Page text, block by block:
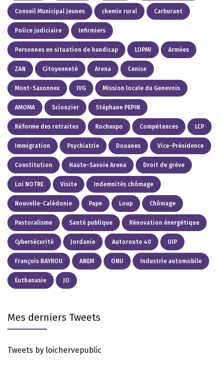
Conseil Municipal Jeunes chemin rural Carburant
Police judiciaire Infirmiers
Personnes en situation de handicap LOPMI Armées
ZAN Citoyenneté Arena Cenise
Mont-Saxonnex IVG Mission locale du Genevois
AMOMA Scionzier Stéphane PEPIN
Réforme des retraites Rochexpo Compétences LCP
Immigration Psychiatrie Douanes Vice-Présidence
Constitution Haute-Savoie Arena Droit de grève
Loi NOTRE Visite Indemnités chômage
Nouvelle-Calédonie Pape Loup Chômage
Pastoralisme Santé publique Rénovation énergétique
Cybersécurité Jordanie Autoroute 40 UIP
François BAYROU ANEM ONU Industrie automobile
Euthanasie JO
Mes derniers Tweets
Tweets by loichervepublic